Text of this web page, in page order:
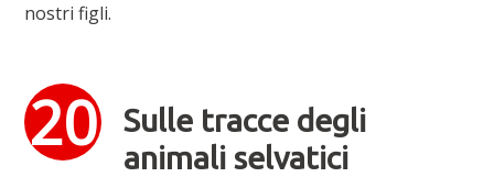
nostri figli.
Sulle tracce degli
animali selvatici